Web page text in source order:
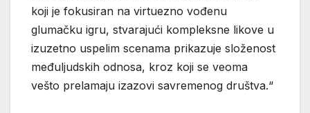
koji je fokusiran na virtuezno vođenu
glumačku igru, stvarajući kompleksne likove u
izuzetno uspelim scenama prikazuje složenost
međuljudskih odnosa, kroz koji se veoma
vešto prelamaju izazovi savremenog društva.“